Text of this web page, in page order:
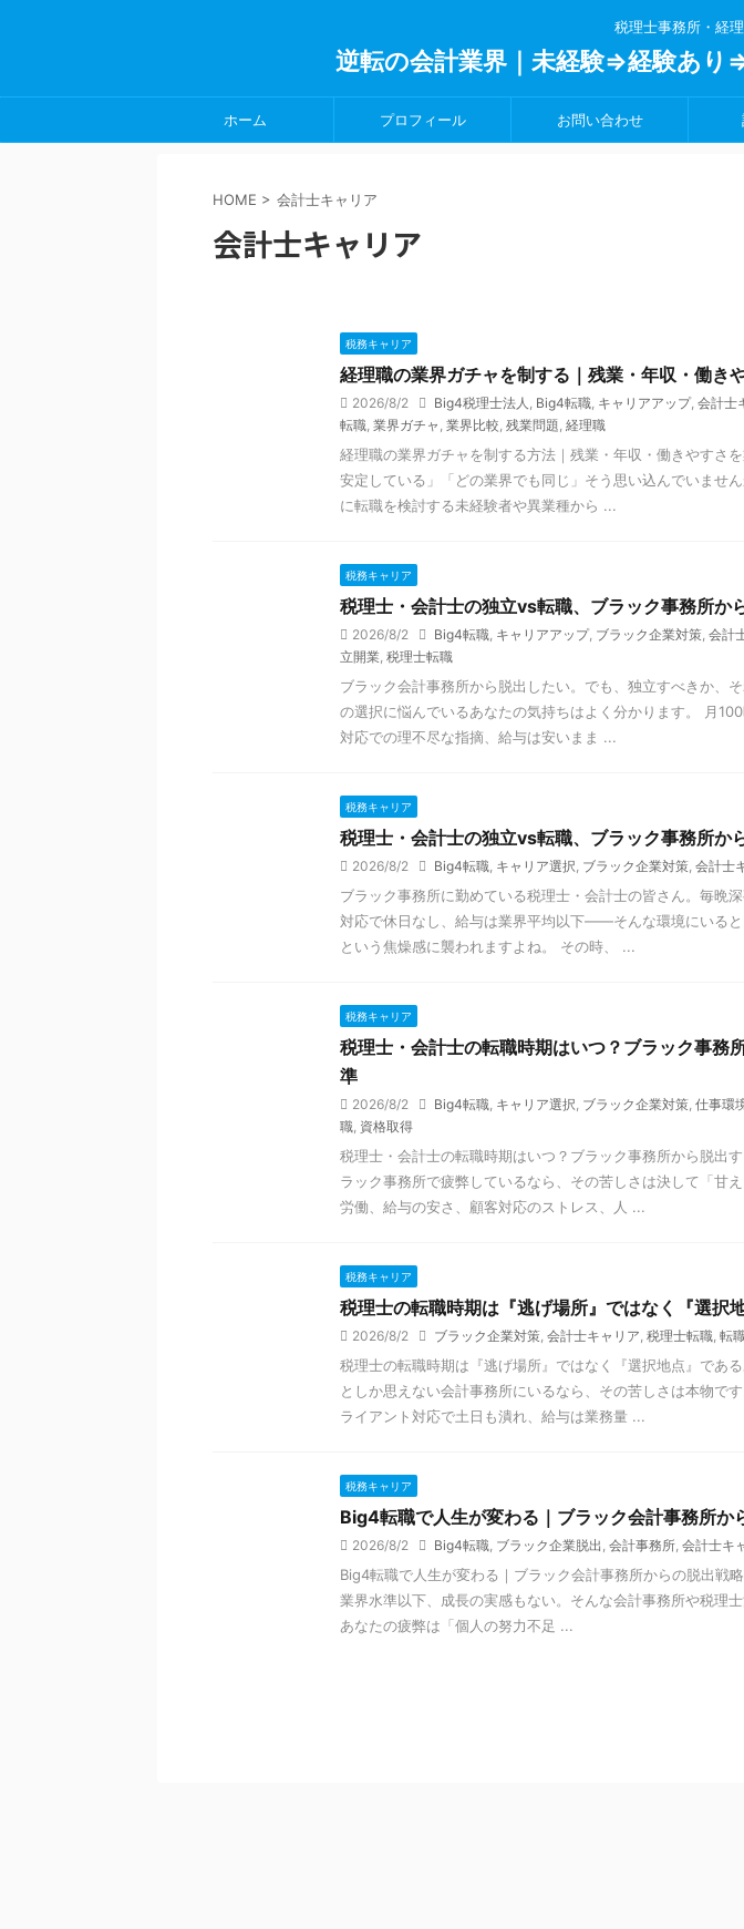
税理士事務所・経
逆転の会計業界｜未経験⇒経験あ
ホーム プロフィール お問い合わせ
HOME > 会計士キャリア
会計士キャリア
税務キャリア
経理職の業界ガチャを制する｜残業・年収・働き
2026/8/2 Big4税理士法人 , Big4転職, キャリアアップ, 会計士
転職, 業界ガチャ , 業界比較, 残業問題, 経理職
経理職の業界ガチャを制する方法｜残業・年収・働きやすさ
安定している」「どの業界でも同じ」そう思い込んでいませ
に転職を検討する未経験者や異業種から ...
税務キャリア
税理士・会計士の独立vs転職、ブラック事務所か
2026/8/2 Big4転職, キャリアアップ, ブラック企業対策, 会計
立開業, 税理士転職
ブラック会計事務所から脱出したい。でも、独立すべきか、
の選択に悩んでいるあなたの気持ちはよく分かります。 月
対応での理不尽な指摘、給与は安いまま ...
税務キャリア
税理士・会計士の独立vs転職、ブラック事務所か
2026/8/2 Big4転職, キャリア選択, ブラック企業対策, 会計士
ブラック事務所に勤めている税理士・会計士の皆さん。毎晩
対応で休日なし、給与は業界平均以下——そんな環境にいると
という焦燥感に襲われますよね。 その時、 ...
税務キャリア
税理士・会計士の転職時期はいつ？ブラック事務
準
2026/8/2 Big4転職, キャリア選択, ブラック企業対策, 仕事環
職, 資格取得
税理士・会計士の転職時期はいつ？ブラック事務所から脱出
ラック事務所で疲弊しているなら、その苦しさは決して「甘
労働、給与の安さ、顧客対応のストレス、人 ...
税務キャリア
税理士の転職時期は『逃げ場所』ではなく『選択
2026/8/2 ブラック企業対策, 会計士キャリア, 税理士転職, 転
税理士の転職時期は『逃げ場所』ではなく『選択地点』であ
としか思えない会計事務所にいるなら、その苦しさは本物で
ライアント対応で土日も潰れ、給与は業務量 ...
税務キャリア
Big4転職で人生が変わる｜ブラック会計事務所か
2026/8/2 Big4転職, ブラック企業脱出 , 会計事務所, 会計士キ
Big4転職で人生が変わる｜ブラック会計事務所からの脱出戦
業界水準以下、成長の実感もない。そんな会計事務所や税理
あなたの疲弊は「個人の努力不足 ...